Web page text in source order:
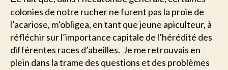
colonies de notre rucher ne furent pas la proie de
l’acariose, m’obligea, en tant que jeune apiculteur, à
réfléchir sur l’importance capitale de l’hérédité des
différentes races d’abeilles. Je me retrouvais en
plein dans la trame des questions et des problèmes